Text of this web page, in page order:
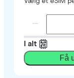
I alt
Få